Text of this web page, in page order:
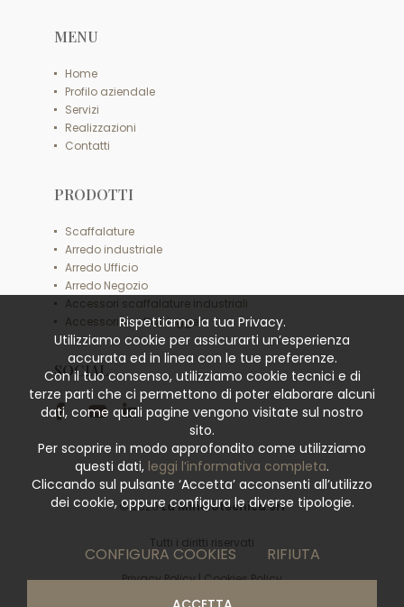
MENU
Home
Profilo aziendale
Servizi
Realizzazioni
Contatti
PRODOTTI
Scaffalature
Arredo industriale
Arredo Ufficio
Arredo Negozio
Accessori scaffalature industriali
Accessori scaffali leggeri
SOCIAL
© 2026La Minciotecnica Srl
Tutti i diritti riservati
Privacy Policy|Cookies Policy
Rispettiamo la tua Privacy.
Utilizziamo cookie per assicurarti un’esperienza
accurata ed in linea con le tue preferenze.
Con il tuo consenso, utilizziamo cookie tecnici e di
terze parti che ci permettono di poter elaborare alcuni
dati, come quali pagine vengono visitate sul nostro
sito.
Per scoprire in modo approfondito come utilizziamo
questi dati, leggi l’informativa completa.
Cliccando sul pulsante ‘Accetta’ acconsenti all’utilizzo
dei cookie, oppure configura le diverse tipologie.
CONFIGURA COOKIES RIFIUTA